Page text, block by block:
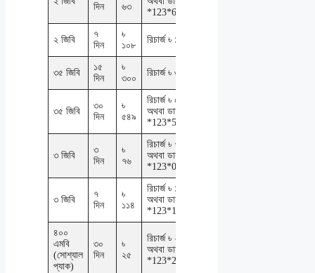
দিন
৬৩
*123*63#
২ জিবি
৭
দিন
৳
১০৮
রিচার্জ ৳ ১০৮
৩৫ জিবি
১৫
দিন
৳
৩০০
রিচার্জ ৳ ৩০০
৩৫ জিবি
৩০
দিন
৳
৫৪৯
রিচার্জ ৳ ৫৪৯
অথবা ডায়াল
*123*549#
৩ জিবি
৩
দিন
৳
৭৬
রিচার্জ ৳ ৭৬
অথবা ডায়াল
*123*076#
৩ জিবি
৭
দিন
৳
১১৪
রিচার্জ ৳ ১১৪
অথবা ডায়াল
*123*114#
৪০০
এমবি
(সোশ্যাল
প্যাক)
৩০
দিন
৳
২৫
রিচার্জ ৳ ২৫
অথবা ডায়াল
*123*25#